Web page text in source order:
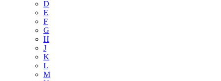
D
E
F
G
H
J
K
L
M